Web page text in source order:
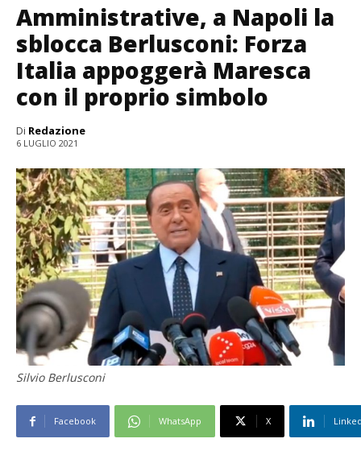
Amministrative, a Napoli la
sblocca Berlusconi: Forza
Italia appoggerà Maresca
con il proprio simbolo
Di Redazione
6 LUGLIO 2021
Silvio Berlusconi
Facebook WhatsApp X